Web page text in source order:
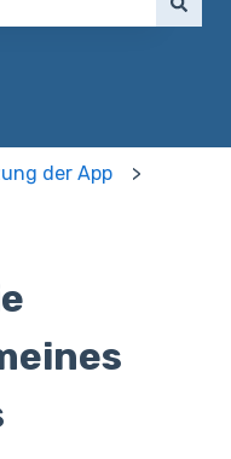
der App